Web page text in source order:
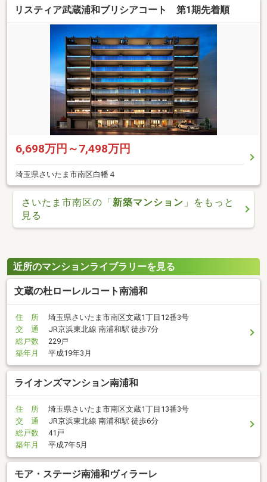
リスティア武蔵浦和ブリシアコート 第1期先着順
6,698万円～7,498万円
埼玉県さいたま市南区白幡４
さいたま市南区の「新築マンション 」をもっと
見る
近所のマンションライブラリーを見る
文蔵の杜ローレルコート南浦和
住 所
埼玉県さいたま市南区文蔵1丁目12番3号
交 通
JR京浜東北線 南浦和駅 徒歩7分
総戸数
229戸
築年月
平成19年3月
ライオンズマンション南浦和
住 所
埼玉県さいたま市南区文蔵1丁目13番3号
交 通
JR京浜東北線 南浦和駅 徒歩6分
総戸数
41戸
築年月
平成7年5月
モア・ステージ南浦和ヴィラーレ